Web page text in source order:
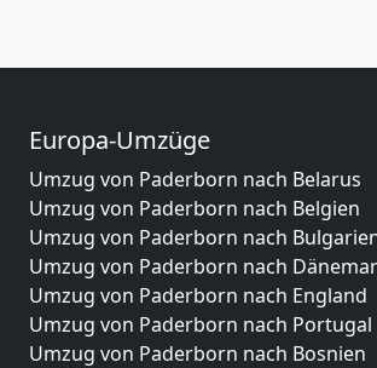
Europa-Umzüge
Umzug von Paderborn nach Belarus
Umzug von Paderborn nach Belgien
Umzug von Paderborn nach
Umzug von Paderborn nach
Umzug von Paderborn nach England
Umzug von Paderborn nach Portugal
Umzug von Paderborn nach Bosnien